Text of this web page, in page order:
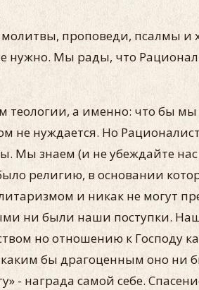
проповеди, псалмы и
нужно. Мы рады, что
а именно: что бы мы
не нуждается. Но
Мы знаем (и не убеждайте
религию, в основании
и никак не могут
ни были наши поступки.
но отношению к Господу
бы драгоценным оно ни
- награда самой себе.